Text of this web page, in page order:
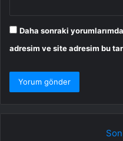
Daha sonraki
adresim ve site adresim bu